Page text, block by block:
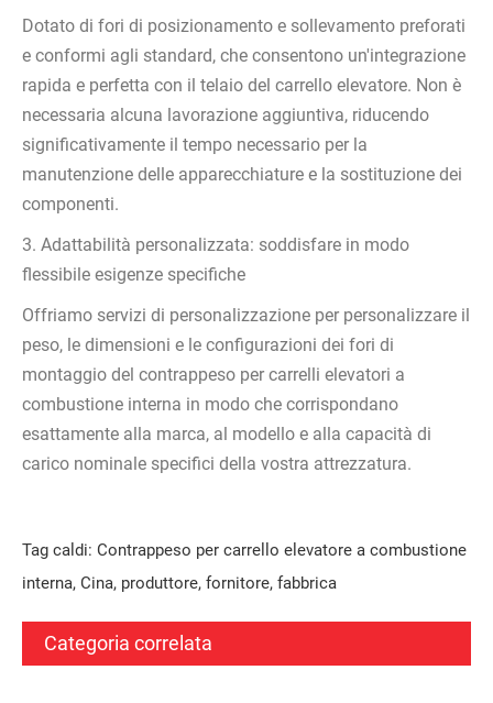
Dotato di fori di posizionamento e sollevamento preforati
e conformi agli standard, che consentono un'integrazione
rapida e perfetta con il telaio del carrello elevatore. Non è
necessaria alcuna lavorazione aggiuntiva, riducendo
significativamente il tempo necessario per la
manutenzione delle apparecchiature e la sostituzione dei
componenti.
3. Adattabilità personalizzata: soddisfare in modo
flessibile esigenze specifiche
Offriamo servizi di personalizzazione per personalizzare il
peso, le dimensioni e le configurazioni dei fori di
montaggio del contrappeso per carrelli elevatori a
combustione interna in modo che corrispondano
esattamente alla marca, al modello e alla capacità di
carico nominale specifici della vostra attrezzatura.
Tag caldi: Contrappeso per carrello elevatore a combustione
interna, Cina, produttore, fornitore, fabbrica
Categoria correlata